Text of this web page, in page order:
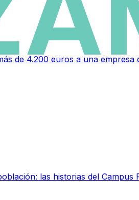
de 4.200 euros a una empresa
las historias del Campus